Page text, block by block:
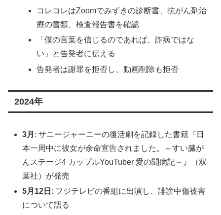
コレコレはZoomでみずきの診断書、抗がん剤治
療の書類、検査報告書を確認
「僕の言葉を信じるのであれば、詐病ではな
い」と告発者に伝える
告発者は謝罪を拒否し、動画削除も拒否
2024年
3月 : サニージャーニーの復活劇を記録した書籍『日
本一周中に彼女が余命宣告されました。～すい臓が
んステージ4 カップルYouTuber 愛の闘病記～』（双
葉社）が発売
5月12日 : フジテレビの番組に出演し、誹謗中傷被害
について語る